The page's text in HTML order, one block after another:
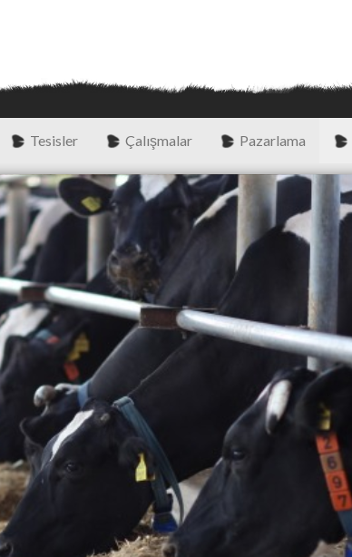
Tesisler Çalışmalar Pazarlama